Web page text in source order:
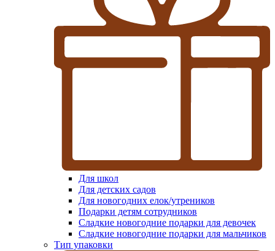
Для школ
Для детских садов
Для новогодних елок/утреников
Подарки детям сотрудников
Сладкие новогодние подарки для девочек
Сладкие новогодние подарки для мальчиков
Тип упаковки